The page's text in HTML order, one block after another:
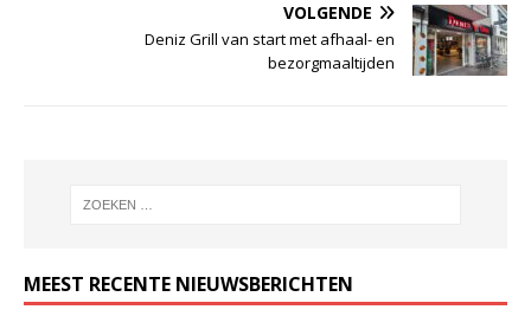
VOLGENDE
Deniz Grill van start met afhaal- en
bezorgmaaltijden
MEEST RECENTE NIEUWSBERICHTEN